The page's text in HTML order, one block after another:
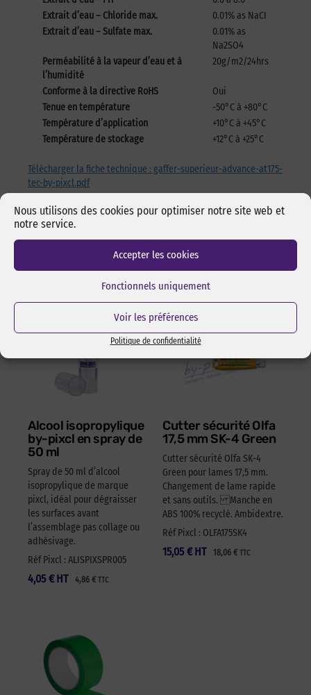
Nous utilisons des cookies pour optimiser notre site web et
notre service.
Accepter les cookies
Fonctionnels uniquement
Voir les préférences
Politique de confidentialité
Extrait d’eau – Chloride max.
0.01% as NaCI
Extrait d’eau – Sulfate max.
0.01% as
Na2SO4
Perméabilité à la vapeur d’eau et à
l’humidité
20g/m2/24hrs
Conforme à la directive RoHS
Oui
Tenue en température
-50°C à +80°C
Température d’application
+10°C à +45°C
Température de stockage
+12°C à +25°C
Télécharger la fiche technique : gaffer-superieur-advance-at175-
tec-by-pixcl.pdf
Les incontournables
Alcool isopropylique
by-pixcl en spray de
50 ml
Spray de 50 ml d’alcool
isopropylique de marque
pixcl, idéal pour dégraisser
les surfaces avant
l’assemblage pas collage ou
adhésivage.
Réf Pixcl : ALISPIXSPR005
4,05 € 4,86 € TTC
HT
Cutter sécurité Olfa
17,5 mm SK-4 Green
Cutter sécurité Olfa SK-4
Green pour lames 17,5 mm.
Changement de lame rapide
et sans outils. Manche en
ABS 100% recyclé. Ambidextre.
Réf Pixcl : OLFA175SK4
15,05 € 18,06 € TTC
HT